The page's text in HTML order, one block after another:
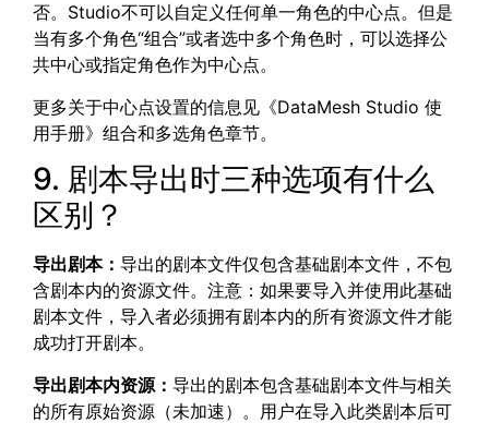
否。Studio不可以自定义任何单一角色的中心点。但是
当有多个角色“组合”或者选中多个角色时，可以选择公
共中心或指定角色作为中心点。
更多关于中心点设置的信息见《DataMesh Studio 使
用手册》 组合和多选角色章节。
9. 剧本导出时三种选项有什么
区别？
导出剧本： 导出的剧本文件仅包含基础剧本文件，不包
含剧本内的资源文件。注意：如果要导入并使用此基础
剧本文件，导入者必须拥有剧本内的所有资源文件才能
成功打开剧本。
导出剧本内资源： 导出的剧本包含基础剧本文件与相关
的所有原始资源（未加速）。用户在导入此类剧本后可